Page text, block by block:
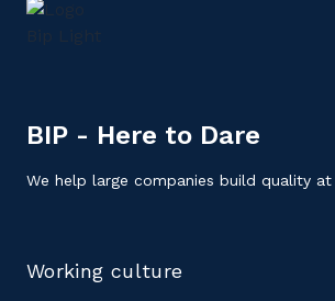
BIP - Here to Dare
We help large companies build quality at
Working culture